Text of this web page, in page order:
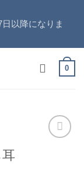
以降になりま
0